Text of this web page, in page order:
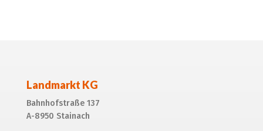
Landmarkt KG
Bahnhofstraße 137
A-8950 Stainach